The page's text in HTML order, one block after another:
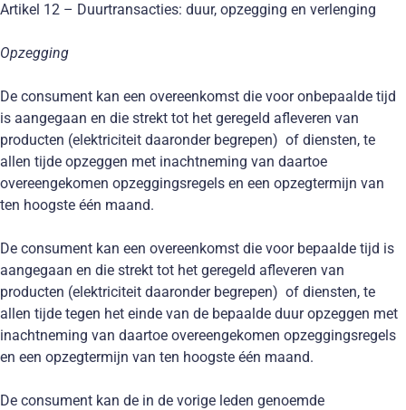
Artikel 12 – Duurtransacties: duur, opzegging en verlenging
Opzegging
De consument kan een overeenkomst die voor onbepaalde tijd
is aangegaan en die strekt tot het geregeld afleveren van
producten (elektriciteit daaronder begrepen) of diensten, te
allen tijde opzeggen met inachtneming van daartoe
overeengekomen opzeggingsregels en een opzegtermijn van
ten hoogste één maand.
De consument kan een overeenkomst die voor bepaalde tijd is
aangegaan en die strekt tot het geregeld afleveren van
producten (elektriciteit daaronder begrepen) of diensten, te
allen tijde tegen het einde van de bepaalde duur opzeggen met
inachtneming van daartoe overeengekomen opzeggingsregels
en een opzegtermijn van ten hoogste één maand.
De consument kan de in de vorige leden genoemde